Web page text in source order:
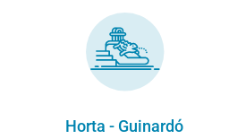
Horta - Guinardó